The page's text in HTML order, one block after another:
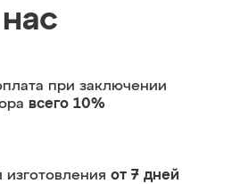
при заключении
всего 10%
изготовления от 7 дней